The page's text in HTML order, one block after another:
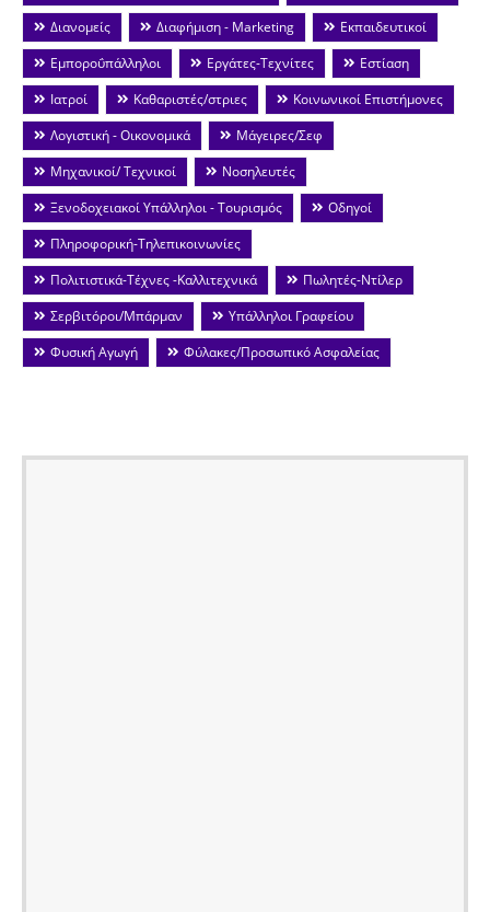
Διανομείς Διαφήμιση - Marketing
Εκπαιδευτικοί
Εμποροΰπάλληλοι
Εργάτες-Τεχνίτες
Εστίαση
Ιατροί
Καθαριστές/στριες
Κοινωνικοί Επιστήμονες
Λογιστική - Οικονομικά
Μάγειρες/Σεφ
Μηχανικοί/ Τεχνικοί
Νοσηλευτές
Ξενοδοχειακοί Υπάλληλοι - Τουρισμός
Οδηγοί
Πληροφορική-Τηλεπικοινωνίες
Πολιτιστικά-Τέχνες -Καλλιτεχνικά
Πωλητές-Ντίλερ
Σερβιτόροι/Μπάρμαν
Υπάλληλοι Γραφείου
Φυσική Αγωγή
Φύλακες/Προσωπικό Ασφαλείας